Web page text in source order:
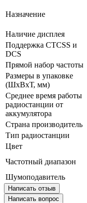
Назначение
Наличие дисплея
Поддержка CTCSS и
DCS
Прямой набор частоты
Размеры в упаковке
(ШxВxТ, мм)
Среднее время работы
радиостанции от
аккумулятора
Страна производитель
Тип радиостанции
Цвет
Частотный диапазон
Шумоподавитель
Написать отзыв
Написать вопрос